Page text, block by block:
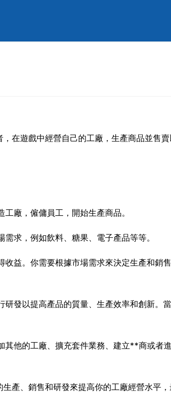
在遊戲中經營自己的工廠，生產商品並售賣
廠，僱傭員工，開始生產商品。
求，例如飲料、糖果、電子產品等等。
益。你需要根據市場需求來決定生產和銷
發以提高產品的質量、生產效率和創新。
他的工廠、擴充套件業務、建立**商或者
產、銷售和研發來提高你的工廠經營水平